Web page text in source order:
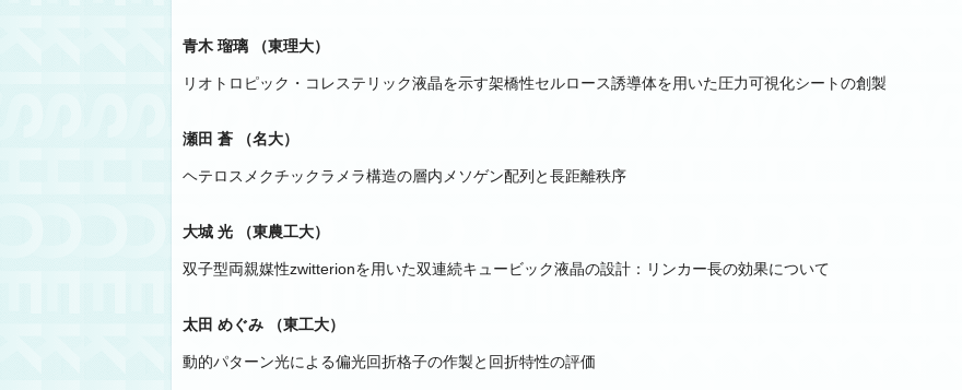
青木 瑠璃 （東理大）
リオトロピック・コレステリック液晶を示す架橋性セルロース誘導体を用いた圧力可視化シートの創製
瀬田 蒼 （名大）
ヘテロスメクチックラメラ構造の層内メソゲン配列と長距離秩序
大城 光 （東農工大）
双子型両親媒性zwitterionを用いた双連続キュービック液晶の設計：リンカー長の効果について
太田 めぐみ （東工大）
動的パターン光による偏光回折格子の作製と回折特性の評価